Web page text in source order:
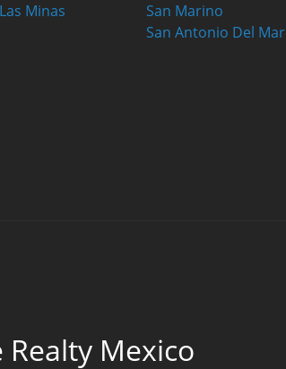
Minas
San Marino
San Antonio Del Mar
Realty Mexico